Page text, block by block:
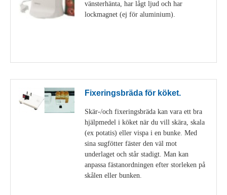
vänsterhänta, har lågt ljud och har
lockmagnet (ej för aluminium).
Fixeringsbräda för köket.
Skär-/och fixeringsbräda kan vara ett bra
hjälpmedel i köket när du vill skära, skala
(ex potatis) eller vispa i en bunke. Med
sina sugfötter fäster den väl mot
underlaget och står stadigt. Man kan
anpassa fästanordningen efter storleken på
skålen eller bunken.